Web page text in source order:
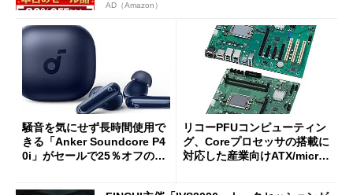
AD（Amazon）
騒音を気にせず長時間使用で
きる「Anker Soundcore P4
0i」がセールで25％オフの59
リコーPFUコンピューティン
グ、Coreプロセッサの搭載に
対応した産業向けATX/micro